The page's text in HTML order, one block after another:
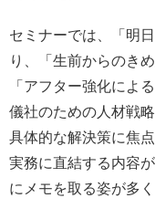
セミナーでは、「明
り、「生前からのき
「アフター強化によ
儀社のための人材戦
具体的な解決策に焦
実務に直結する内容
にメモを取る姿が多